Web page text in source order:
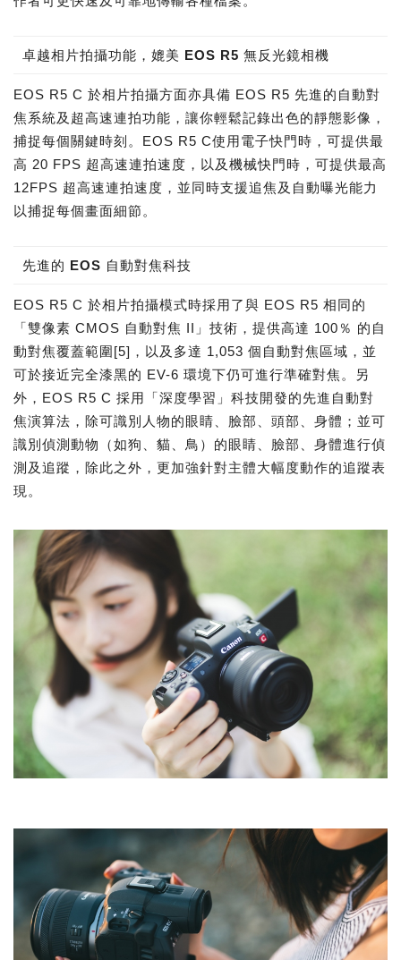
卓越相片拍攝功能，媲美 EOS R5 無反光鏡相機
EOS R5 C 於相片拍攝方面亦具備 EOS R5 先進的自動對
焦系統及超高速連拍功能，讓你輕鬆記錄出色的靜態影像，
捕捉每個關鍵時刻。EOS R5 C使用電子快門時，可提供最
高 20 FPS 超高速連拍速度，以及機械快門時，可提供最高
12FPS 超高速連拍速度，並同時支援追焦及自動曝光能力
以捕捉每個畫面細節。
先進的 EOS 自動對焦科技
EOS R5 C 於相片拍攝模式時採用了與 EOS R5 相同的
「雙像素 CMOS 自動對焦 II」技術，提供高達 100％ 的自
動對焦覆蓋範圍[5]，以及多達 1,053 個自動對焦區域，並
可於接近完全漆黑的 EV-6 環境下仍可進行準確對焦。另
外，EOS R5 C 採用「深度學習」科技開發的先進自動對
焦演算法，除可識別人物的眼睛、臉部、頭部、身體；並可
識別偵測動物（如狗、貓、鳥）的眼睛、臉部、身體進行偵
測及追蹤，除此之外，更加強針對主體大幅度動作的追蹤表
現。